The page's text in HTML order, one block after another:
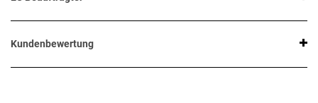
Kundenbewertung